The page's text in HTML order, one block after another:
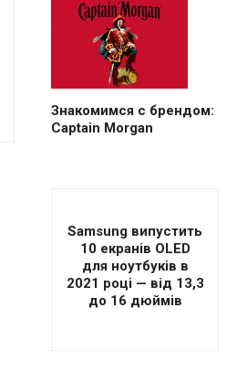
Знакомимся с брендом:
Captain Morgan
Samsung випустить
10 екранів OLED
для ноутбуків в
2021 році — від 13,3
до 16 дюймів